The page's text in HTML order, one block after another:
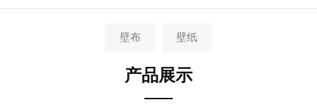
壁布 壁纸
产品展示